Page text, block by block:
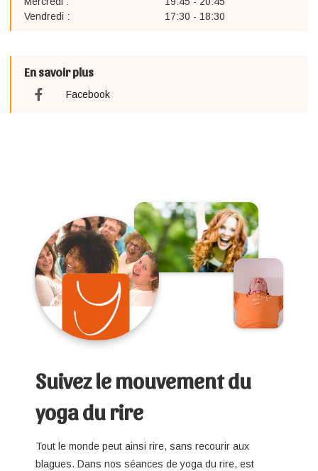
Vendredi :
17:30 - 18:30
En savoir plus
Facebook
Suivez le mouvement du
yoga du rire
Tout le monde peut ainsi rire, sans recourir aux
blagues. Dans nos séances de yoga du rire, est